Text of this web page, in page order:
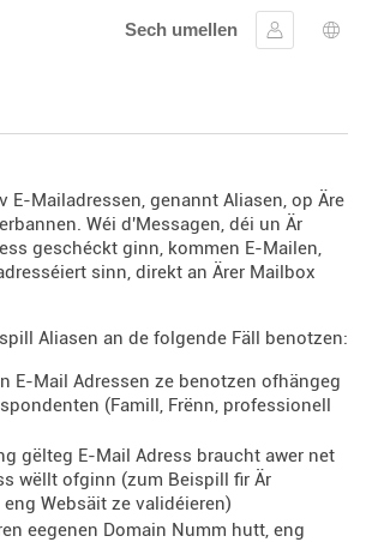
Sech umellen
Umellen
E-Mailadressen, genannt Aliasen, op Äre
Wéi d'Messagen, déi un Är
geschéckt ginn, kommen E-Mailen,
sinn, direkt an Ärer Mailbox
Aliasen an de folgende Fäll benotzen:
E-Mail Adressen ze benotzen ofhängeg
(Famill, Frënn, professionell
gëlteg E-Mail Adress braucht awer net
wëllt ofginn (zum Beispill fir Är
Websäit ze validéieren)
eegenen Domain Numm hutt, eng